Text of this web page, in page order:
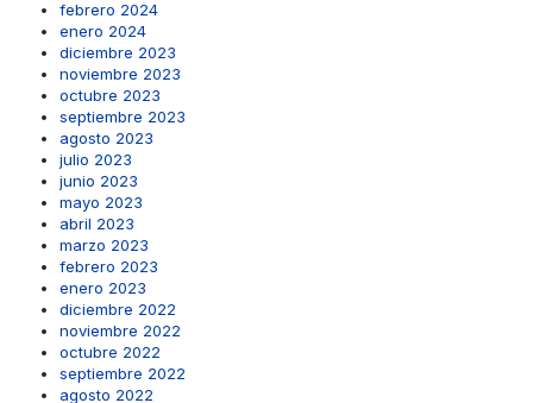
febrero 2024
enero 2024
diciembre 2023
noviembre 2023
octubre 2023
septiembre 2023
agosto 2023
julio 2023
junio 2023
mayo 2023
abril 2023
marzo 2023
febrero 2023
enero 2023
diciembre 2022
noviembre 2022
octubre 2022
septiembre 2022
agosto 2022